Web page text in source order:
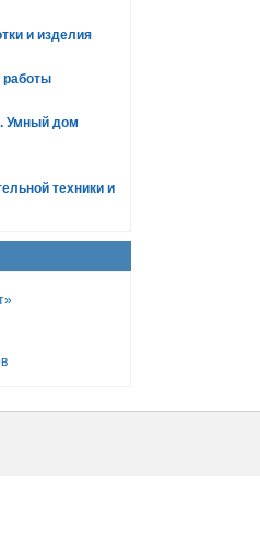
и изделия
Умный дом
техники и